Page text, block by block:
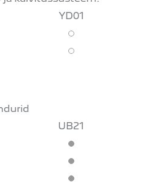
YD01
Lisavarustus
Lisavarustus
UB21
Standardvarustus
Standardvarustus
Standardvarustus